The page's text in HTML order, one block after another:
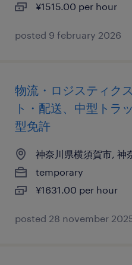
¥1515.00 per hour
posted 9 february 2026
物流・ロジスティク
ト・配送、中型トラ
型免許
神奈川県横須賀市, 神
temporary
¥1631.00 per hour
posted 28 november